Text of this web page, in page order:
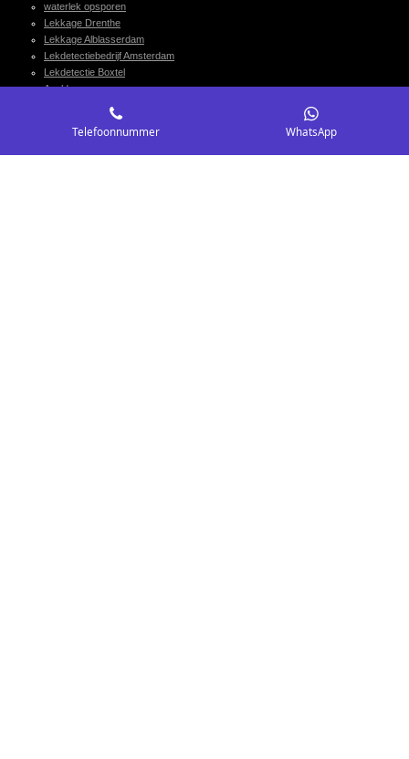
waterlek opsporen
Lekkage Drenthe
Lekkage Alblasserdam
Lekdetectiebedrijf Amsterdam
Lekdetectie Boxtel
Apeldoorn
Lekdetectie Expert Amsterdam
Lekt in Amsterdam
Lekdetectie Expert Amsterdam
Voor lekdetectie in Amsterdam bel ons
Telefoonnummer WhatsApp